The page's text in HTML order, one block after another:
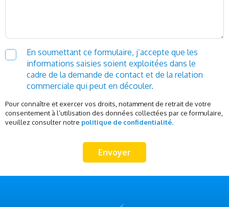
En soumettant ce formulaire, j’accepte que les
informations saisies soient exploitées dans le
cadre de la demande de contact et de la relation
commerciale qui peut en découler.
Pour connaître et exercer vos droits, notamment de retrait de votre
consentement à l’utilisation des données collectées par ce formulaire,
veuillez consulter notre politique de confidentialité.